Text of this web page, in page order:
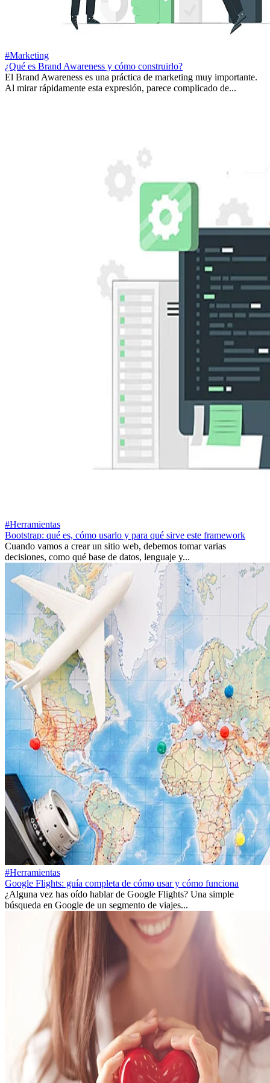
#Marketing
¿Qué es Brand Awareness y cómo construirlo?
El Brand Awareness es una práctica de marketing muy importante.
Al mirar rápidamente esta expresión, parece complicado de...
#Herramientas
Bootstrap: qué es, cómo usarlo y para qué sirve este framework
Cuando vamos a crear un sitio web, debemos tomar varias
decisiones, como qué base de datos, lenguaje y...
#Herramientas
Google Flights: guía completa de cómo usar y cómo funciona
¿Alguna vez has oído hablar de Google Flights? Una simple
búsqueda en Google de un segmento de viajes...